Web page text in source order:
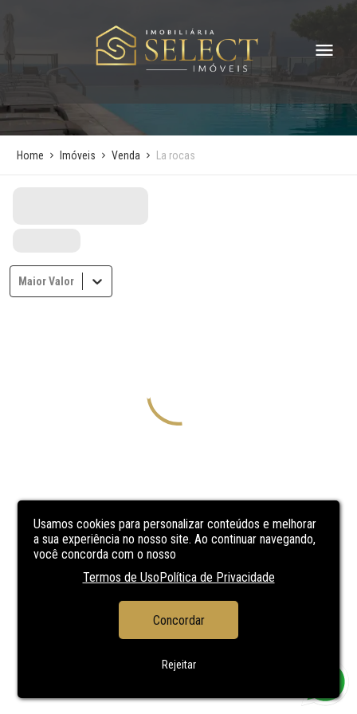
Usamos cookies para personalizar conteúdos e melhorar
a sua experiência no nosso site. Ao continuar navegando,
você concorda com o nosso
Termos de UsoPolítica de Privacidade
Concordar
Rejeitar
Home Imóveis Venda La rocas
Maior Valor